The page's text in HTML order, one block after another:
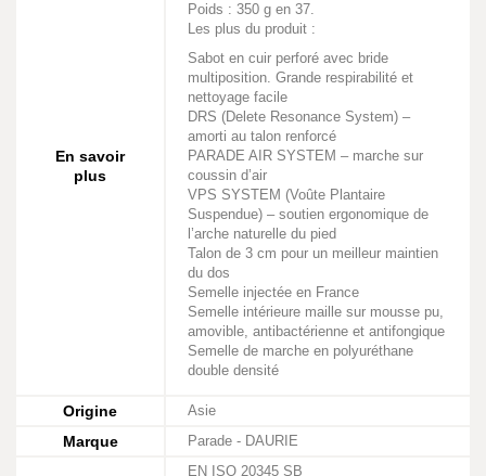
En savoir
plus
Poids : 350 g en 37.
Les plus du produit :
Sabot en cuir perforé avec bride
multiposition. Grande respirabilité et
nettoyage facile
DRS (Delete Resonance System) –
amorti au talon renforcé
PARADE AIR SYSTEM – marche sur
coussin d’air
VPS SYSTEM (Voûte Plantaire
Suspendue) – soutien ergonomique de
l’arche naturelle du pied
Talon de 3 cm pour un meilleur maintien
du dos
Semelle injectée en France
Semelle intérieure maille sur mousse pu,
amovible, antibactérienne et antifongique
Semelle de marche en polyuréthane
double densité
Origine Asie
Marque
Parade - DAURIE
EN ISO 20345 SB